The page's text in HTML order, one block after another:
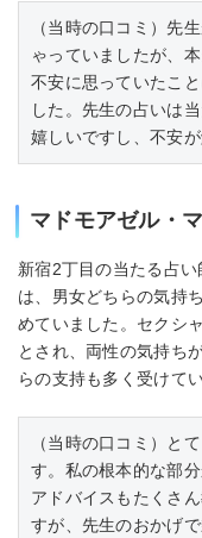
（当時の口コミ）先
ゃっていましたが、
不安に思っていたこ
した。先生の占いは
嬉しいですし、不安
マドモアゼル・
新宿2丁目の当たる占
は、男女どちらの気持
めていました。セクシ
とされ、両性の気持ち
らの支持も多く受けて
（当時の口コミ）と
す。私の根本的な部
アドバイスもたくさ
すが、先生のおかげ